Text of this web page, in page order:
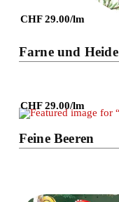
CHF 29.00/lm
Farne und Heide
CHF 29.00/lm
Feine Beeren